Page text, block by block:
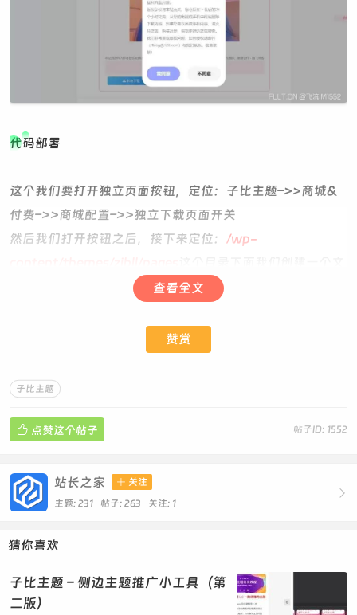
代码部署
这个我们要打开独立页面按钮，定位：子比主题–>>商城&
付费–>>商城配置–>>独立下载页面开关
然后我们打开按钮之后，接下来定位： /wp-
件，那么这个文件的名字你随便，我建议正规点用：
/**
* Template name: TF-资源下载
* Description: TF-独立资源下载页面
if (empty($_GET['post'])) {
get_header();
exit;
get_header();
查看全文
赞赏
子比主题
帖子ID: 1552
 点赞这个帖子

站长之家  关注
主题: 231 帖子: 263 关注: 1
猜你喜欢
子比主题 – 侧边主题推广小工具（第
二版）